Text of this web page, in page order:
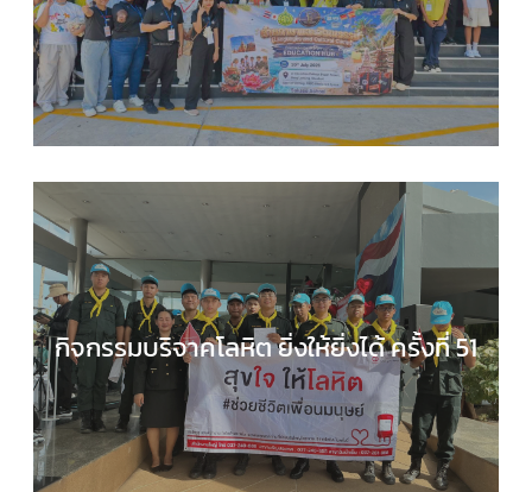
EDUCATION HUB, กลุ่มสาระการเรียนรู้ภาษาต่างปร
กิจกรรมของเรา , กิจกรรมนักเรียน, ข่าวประชาสัมพัน
กิจกรรมบริจาคโลหิต ยิ่งให้ยิ่งได้ ครั้งที่ 51
กลุ่มบริหารงานทั่วไป, กิจกรรมของเรา, กิจกรรมนักเ
, ข่าวประชาสัมพันธ์